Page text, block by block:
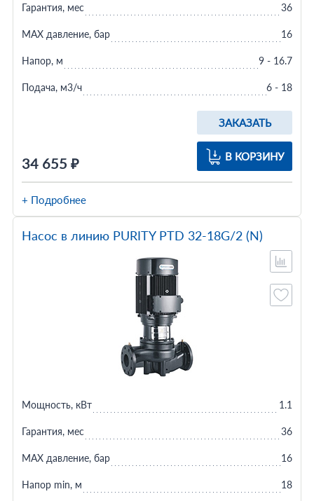
34 655 ₽
ЗАКАЗАТЬ
В КОРЗИНУ
Гарантия, мес 36
MAX давление, бар 16
Напор, м 9 - 16.7
Подача, м3/ч 6 - 18
+ Подробнее
Насос в линию PURITY PTD 32-18G/2 (N)
Мощность, кВт 1.1
Гарантия, мес 36
MAX давление, бар 16
Напор min, м 18